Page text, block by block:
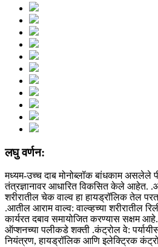
लघु वर्णन:
मध्यम-उच्च दाब मोनोब्लॉक बांधकाम असलेले
तंत्रज्ञानावर आधारित विकसित केले आहेत.
शरीरातील चेक वाल्व हा हायड्रॉलिक तेल
.आतील आराम वाल्व: वाल्व्हच्या शरीरातील
कार्यरत दबाव समायोजित करण्यास सक्षम
ऑप्शनच्या पलीकडे शक्ती .कंट्रोल वे:
नियंत्रण, हायड्रॉलिक आणि इलेक्ट्रिक